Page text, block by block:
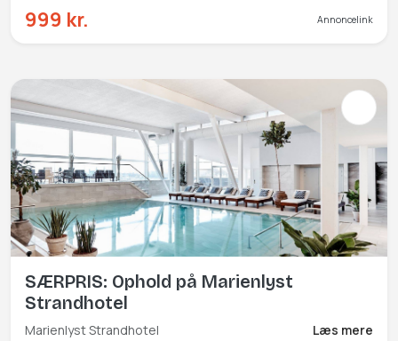
999 kr. Annoncelink
SÆRPRIS: Ophold på Marienlyst
Strandhotel
Marienlyst Strandhotel Læs mere